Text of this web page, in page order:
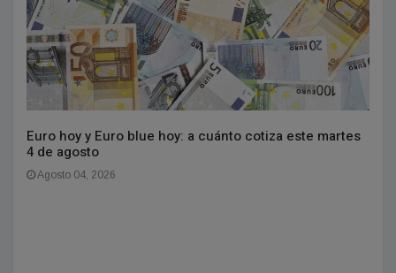
Euro hoy y Euro blue hoy: a cuánto cotiza este martes
4 de agosto
Agosto 04, 2026